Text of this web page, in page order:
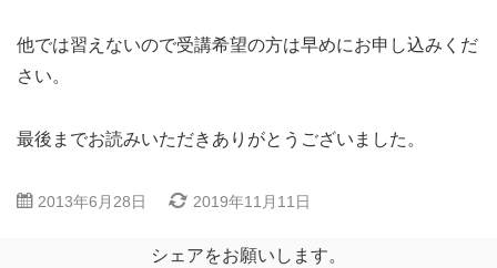
他では習えないので受講希望の方は早めにお申し込みくだ
さい。
最後までお読みいただきありがとうございました。
2013年6月28日 2019年11月11日
シェアをお願いします。